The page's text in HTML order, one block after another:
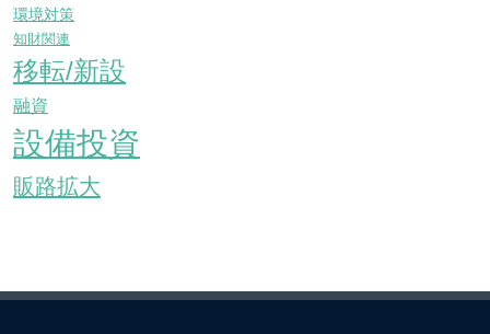
環境対策
知財関連
移転/新設
融資
設備投資
販路拡大